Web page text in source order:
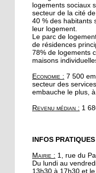
Le quartier
valeur sûre
promoteurs
19 octobre 2017
A l'Escale,
19 octobre 2017
Le barrage
Robertsau
18 octobre 2017
" Y a pas
yoga !"
logements sociaux
secteur de la cité
40 % des habitants
leur logement.
Le parc de
de résidences
78% de logements
maisons
Economie : 7 500
secteur des
embauche le plus,
Revenu médian : 1
INFOS PRATIQUES
Mairie : 1, rue du
Du lundi au
13h30 à 17h30 et